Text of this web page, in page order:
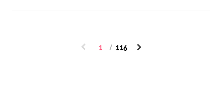
가고 싶었던 젊은 시절이 있어서 그런지 스토리
보드 그리는 것도, 콘셉트 잡는 것도 예전 대학
1 116